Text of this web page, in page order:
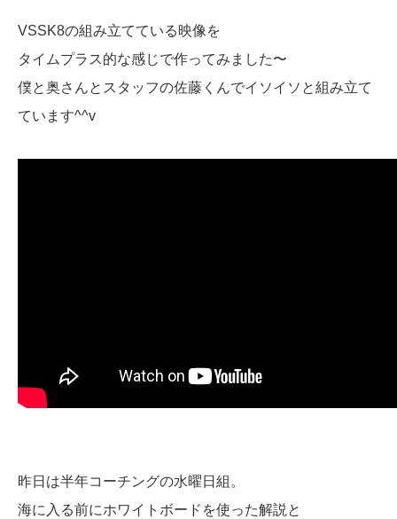
VSSK8の組み立てている映像を
タイムプラス的な感じで作ってみました〜
僕と奥さんとスタッフの佐藤くんでイソイソと組み立て
ています^^v
昨日は半年コーチングの水曜日組。
海に入る前にホワイトボードを使った解説と